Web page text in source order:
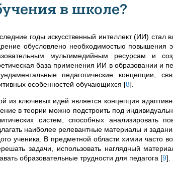
в школе?
годы искусственный интеллект (ИИ)
обусловлено необходимостью повышения
мультимедийным ресурсам и
база применения ИИ в образовании и
педагогические концепции,
особенностей обучающихся [8]
из ключевых идей является концепция
в теории можно подстроить под
систем, способных анализировать
наиболее релевантные материалы и
ученика. В предметной области химии часто
задачи, использовать наглядный
образовательные трудности для педагога [9]